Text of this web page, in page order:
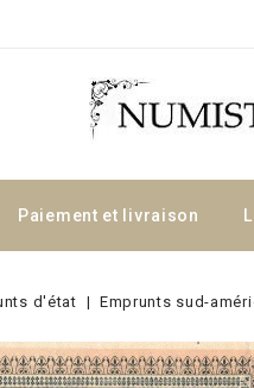
Paiement et livraison
d'état Emprunts sud-